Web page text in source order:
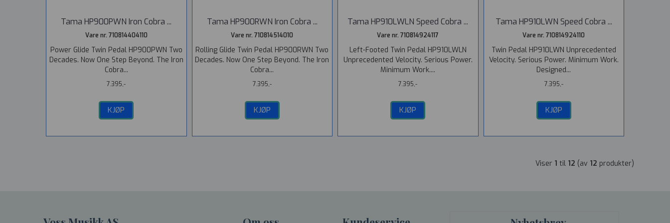
Tama HP900PWN Iron Cobra ...
Vare nr. 710814404110
Power Glide Twin Pedal HP900PWN Two
Decades. Now One Step Beyond. The Iron
Cobra...
7.395,-
KJØP
Tama HP900RWN Iron Cobra ...
Vare nr. 710814514010
Rolling Glide Twin Pedal HP900RWN Two
Decades. Now One Step Beyond. The Iron
Cobra...
7.395,-
KJØP
Tama HP910LWLN Speed Cobra ...
Vare nr. 710814924117
Left-Footed Twin Pedal HP910LWLN
Unprecedented Velocity. Serious Power.
Minimum Work....
7.395,-
KJØP
Tama HP910LWN Speed Cobra ...
Vare nr. 710814924110
Twin Pedal HP910LWN Unprecedented
Velocity. Serious Power. Minimum Work.
Designed...
7.395,-
KJØP
Viser 1 til 12 (av 12 produkter)